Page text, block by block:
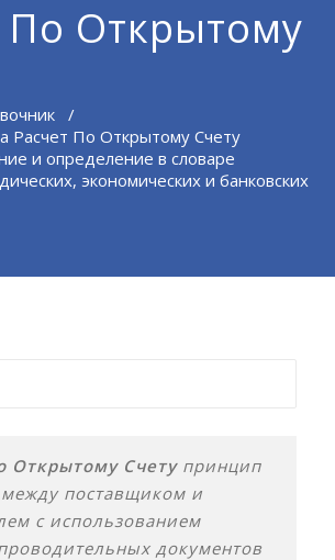
По Открытому
/
Расчет По Открытому Счету
и определение в словаре
экономических и банковских
Открытому Счетупринцип
между поставщиком и
с использованием
документов